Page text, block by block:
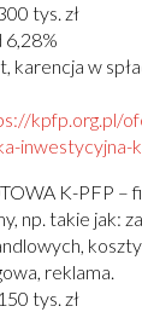
tys. zł
karencja w
kpfp.org.pl/
inwestycyjna-
K-PFP –
np. takie jak:
koszty
reklama.
tys. zł